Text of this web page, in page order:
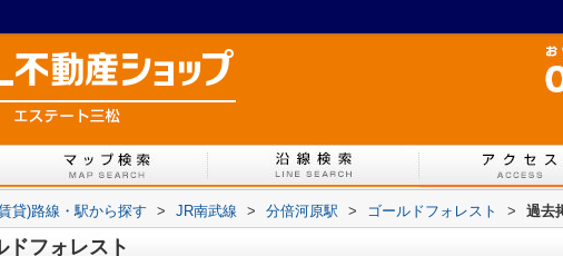
貸)路線・駅から探す > JR南武線 > 分倍河原駅 > ゴールドフォレスト > 過去
ドフォレスト